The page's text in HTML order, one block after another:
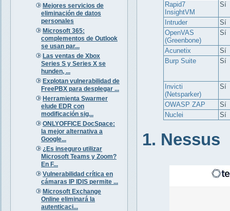
Mejores servicios de
eliminación de datos
personales
Microsoft 365:
complementos de Outlook
se usan par...
Las ventas de Xbox
Series S y Series X se
hunden, ...
Explotan vulnerabilidad de
FreePBX para desplegar ...
Herramienta Swarmer
elude EDR con
modificación sig...
ONLYOFFICE DocSpace:
la mejor alternativa a
Google...
¿Es inseguro utilizar
Microsoft Teams y Zoom?
En F...
Vulnerabilidad crítica en
cámaras IP IDIS permite ...
Microsoft Exchange
Online eliminará la
autenticaci...
Rapid7
InsightVM
Sí
Intruder
Sí
OpenVAS
(Greenbone)
Sí
Acunetix
Sí
Burp Suite
Sí
Invicti
(Netsparker)
Sí
OWASP ZAP
Sí
Nuclei
Sí
1. Nessus